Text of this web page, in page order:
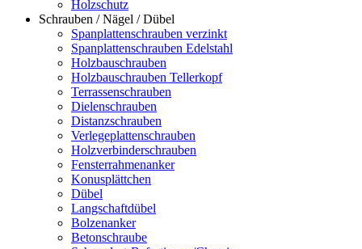
Holzschutz
Schrauben / Nägel / Dübel
Spanplattenschrauben verzinkt
Spanplattenschrauben Edelstahl
Holzbauschrauben
Holzbauschrauben Tellerkopf
Terrassenschrauben
Dielenschrauben
Distanzschrauben
Verlegeplattenschrauben
Holzverbinderschrauben
Fensterrahmenanker
Konusplättchen
Dübel
Langschaftdübel
Bolzenanker
Betonschraube